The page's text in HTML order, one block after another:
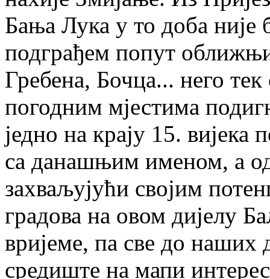
Бања Лука у то доба није
подграђем попут
Гребена, Бочца... него
погодним мјестима
једно на крају 15.
са данашњим именом, а
захваљујући својим
градова на овом дијелу
вријеме, па све до наших
средиште на мапи